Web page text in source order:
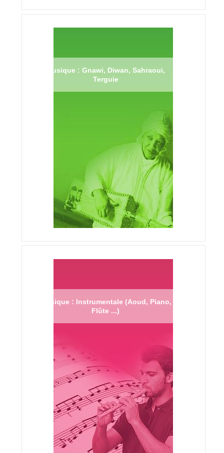
Musique : Gnawi, Diwan, Sahraoui,
Terguie
Musique : Instrumentale (Aoud, Piano,
Flûte ...)